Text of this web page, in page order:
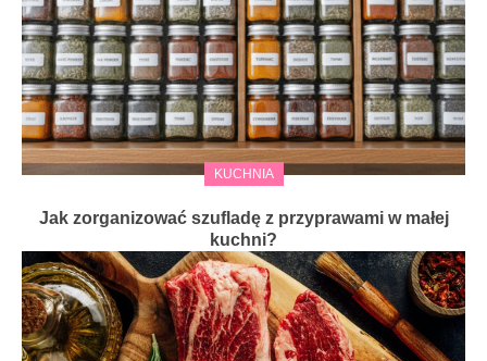
KUCHNIA
Jak zorganizować szufladę z przyprawami w małej
kuchni?